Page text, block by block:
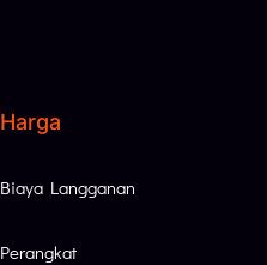
Harga
Biaya Langganan
Perangkat